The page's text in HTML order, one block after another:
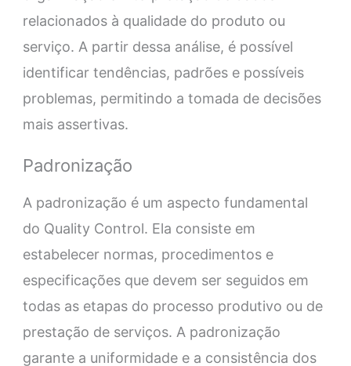
relacionados à qualidade do produto ou
serviço. A partir dessa análise, é possível
identificar tendências, padrões e possíveis
problemas, permitindo a tomada de decisões
mais assertivas.
Padronização
A padronização é um aspecto fundamental
do Quality Control. Ela consiste em
estabelecer normas, procedimentos e
especificações que devem ser seguidos em
todas as etapas do processo produtivo ou de
prestação de serviços. A padronização
garante a uniformidade e a consistência dos